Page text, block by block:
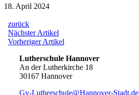
18. April 2024
zurück
Beitragsnavigation
Nächster Artikel
Artikel:
Vorheriger Artikel
Lutherschule Hannover
An der Lutherkirche 18
30167 Hannover
Gy-Lutherschule@Hannover-Stadt.de